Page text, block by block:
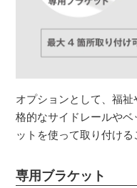
オプションとして、福
格的なサイドレールや
ットを使って取り付ける
専用ブラケット